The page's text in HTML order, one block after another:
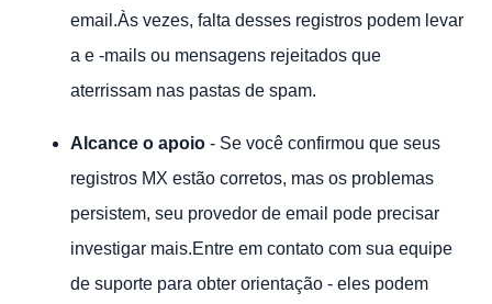
email.Às vezes, falta desses registros podem levar
a e -mails ou mensagens rejeitados que
aterrissam nas pastas de spam.
Alcance o apoio - Se você confirmou que seus
registros MX estão corretos, mas os problemas
persistem, seu provedor de email pode precisar
investigar mais.Entre em contato com sua equipe
de suporte para obter orientação - eles podem